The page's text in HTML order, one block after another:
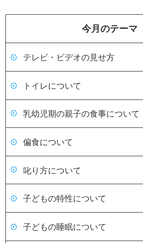
今月のテーマ
テレビ・ビデオの見せ方
トイレについて
乳幼児期の親子の食事について
偏食について
叱り方について
子どもの特性について
子どもの睡眠について